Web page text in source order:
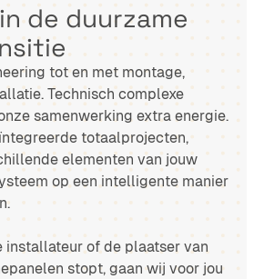
de duurzame
tot en met montage,
Technisch complexe
samenwerking extra energie.
totaalprojecten,
elementen van jouw
op een intelligente manier
installateur of de plaatser van
stopt, gaan wij voor jou